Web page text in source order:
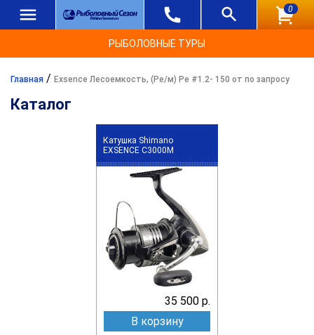
0
РЫБОЛОВНЫЕ ТУРЫ
Главная / Exsence Лесоемкость, (Ре/м) Pe #1.2- 150 от по запросу
Каталог
Катушка Shimano
EXSENCE C3000M
35 500 р.
В корзину